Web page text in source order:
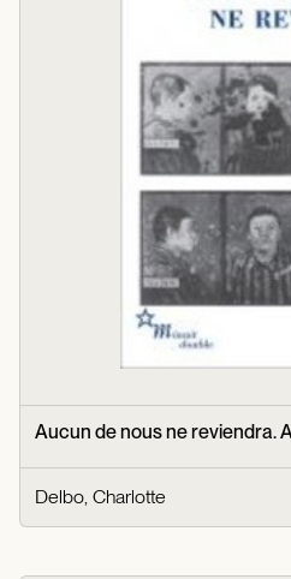
Aucun de nous ne reviendra.
Delbo, Charlotte